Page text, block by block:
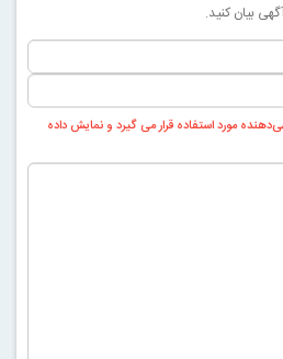
بیان کنید.
مورد استفاده قرار می گیرد و نمایش داده